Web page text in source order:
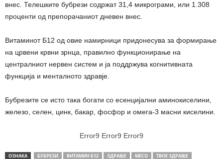
внес. Телешките бубрези содржат 31,4 микрограми, или 1.308
проценти од препорачаниот дневен внес.
Витаминот Б12 од овие намирници придонесува за формирање
на црвени крвни зрнца, правилно функционирање на
централниот нервен систем и ја поддржува когнитивната
функција и менталното здравје.
Бубрезите се исто така богати со есенцијални аминокиселини,
железо, селен, цинк, бакар, фосфор и омега-3 масни киселини.
Error9 Error9 Error9
ОЗНАКА БУБРЕЗИ ВИТАМИН Б12 ЗДРАВЈЕ МЕСО ТВОЕ ЗДРАВЈЕ